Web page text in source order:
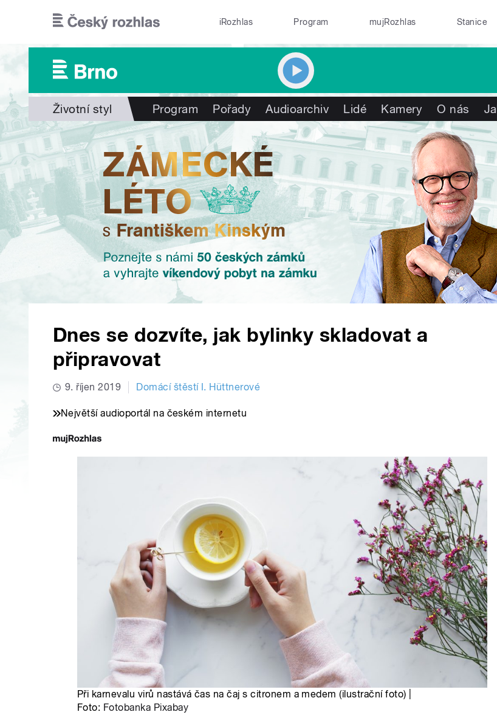
iRozhlas Program mujRozhlas Stanice
Životní styl Program Pořady Audioarchiv Lidé Kamery O nás
Dnes se dozvíte, jak bylinky skladovat a
připravovat
9. říjen 2019 Domácí štěstí I. Hüttnerové
Největší audioportál na českém internetu
Při karnevalu virů nastává čas na čaj s citronem a medem (ilustrační foto) |
Foto: Fotobanka Pixabay